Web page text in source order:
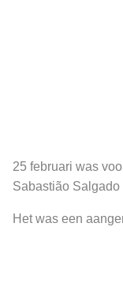
25 februari was
Sabastião
Het was een